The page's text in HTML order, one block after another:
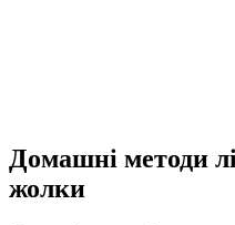
Домашні методи
жолки